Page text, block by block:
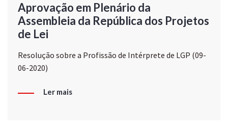
Aprovação em Plenário da
Assembleia da República dos Projetos
de Lei
Resolução sobre a Profissão de Intérprete de LGP (09-
06-2020)
Ler mais